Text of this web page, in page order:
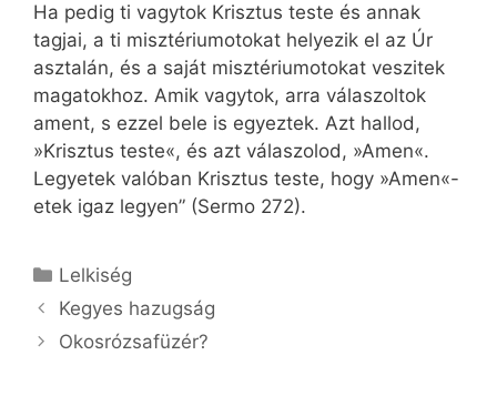
Ha pedig ti vagytok Krisztus teste és annak
tagjai, a ti misztériumotokat helyezik el az Úr
asztalán, és a saját misztériumotokat veszitek
magatokhoz. Amik vagytok, arra válaszoltok
ament, s ezzel bele is egyeztek. Azt hallod,
»Krisztus teste«, és azt válaszolod, »Amen«.
Legyetek valóban Krisztus teste, hogy »Amen«-
etek igaz legyen” (Sermo 272).
Kategória
Lelkiség
Kegyes hazugság
Okosrózsafüzér?